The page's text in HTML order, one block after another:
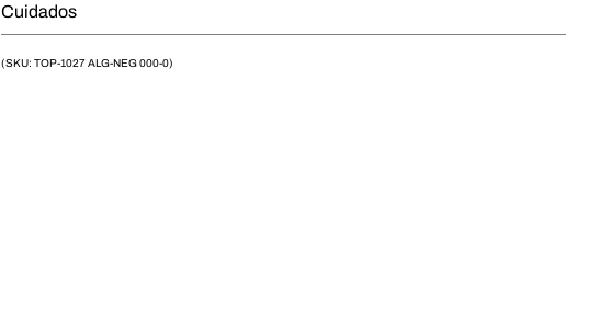
Cuidados
(SKU: TOP-1027 ALG-NEG 000-0)